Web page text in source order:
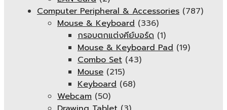
Computer Peripheral & Accessories (787)
Mouse & Keyboard (336)
กรอบตกแต่งคีย์บอร์ด (1)
Mouse & Keyboard Pad (19)
Combo Set (43)
Mouse (215)
Keyboard (68)
Webcam (50)